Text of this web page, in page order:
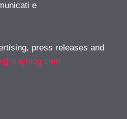
e
press releases and